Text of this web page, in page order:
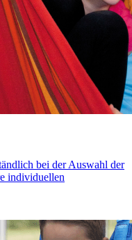
bei der Auswahl der
individuellen